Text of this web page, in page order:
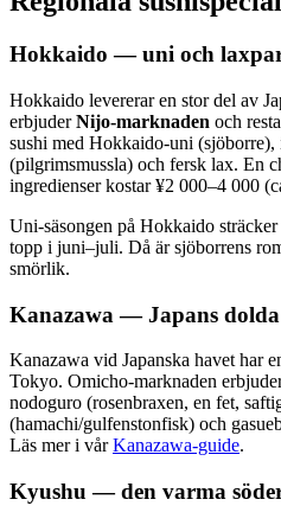
Hokkaido — uni och
Hokkaido levererar en stor del av
erbjuderNijo-marknaden och
sushi med Hokkaido-uni
(pilgrimsmussla) och fersk lax. En
ingredienser kostar ¥2 000–4 000
Uni-säsongen på Hokkaido
topp i juni–juli. Då är sjöborrens
smörlik.
Kanazawa — Japans
Kanazawa vid Japanska havet har
Tokyo. Omicho-marknaden
nodoguro (rosenbraxen, en fet,
(hamachi/gulfenstonfisk) och
Läs mer i vårKanazawa-guide.
Kyushu — den varma